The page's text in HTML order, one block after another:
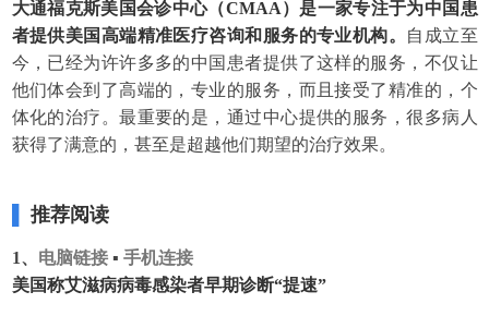
大通福克斯美国会诊中心（CMAA）是一家专注于为中国患
者提供美国高端精准医疗咨询和服务的专业机构。
自成立至
今，已经为许许多多的中国患者提供了这样的服务，不仅让
他们体会到了高端的，专业的服务，而且接受了精准的，个
体化的治疗。最重要的是，通过中心提供的服务，很多病人
获得了满意的，甚至是超越他们期望的治疗效果。
推荐阅读
1、 电脑链接▪ 手机连接
美国称艾滋病病毒感染者早期诊断“提速”